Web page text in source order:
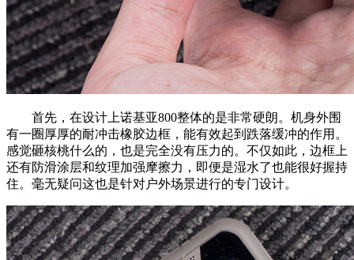
首先，在设计上诺基亚800整体的是非常硬朗。机身外围
有一圈厚厚的耐冲击橡胶边框，能有效起到跌落缓冲的作用。
感觉砸核桃什么的，也是完全没有压力的。不仅如此，边框上
还有防滑涂层和纹理加强摩擦力，即便是湿水了也能很好握持
住。毫无疑问这也是针对户外场景进行的专门设计。